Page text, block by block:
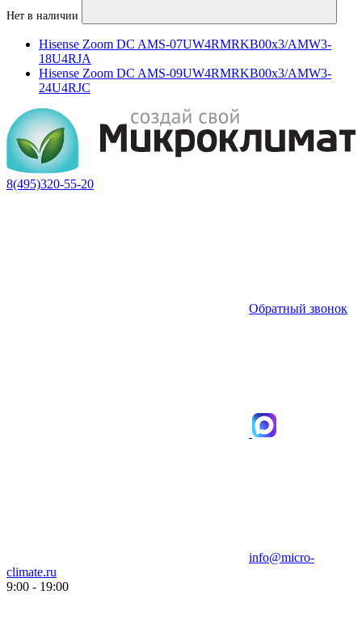
Нет в наличии
Hisense Zoom DC AMS-07UW4RMRKB00х3/AMW3-
18U4RJA
Hisense Zoom DC AMS-09UW4RMRKB00х3/AMW3-
24U4RJC
8(495)320-55-20
Обратный звонок
info@micro-
climate.ru
9:00 - 19:00